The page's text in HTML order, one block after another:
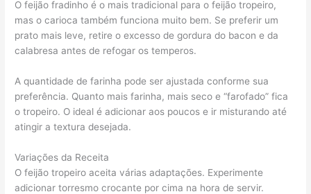
O feijão fradinho é o mais tradicional para o feijão tropeiro,
mas o carioca também funciona muito bem. Se preferir um
prato mais leve, retire o excesso de gordura do bacon e da
calabresa antes de refogar os temperos.
A quantidade de farinha pode ser ajustada conforme sua
preferência. Quanto mais farinha, mais seco e “farofado” fica
o tropeiro. O ideal é adicionar aos poucos e ir misturando até
atingir a textura desejada.
Variações da Receita
O feijão tropeiro aceita várias adaptações. Experimente
adicionar torresmo crocante por cima na hora de servir.